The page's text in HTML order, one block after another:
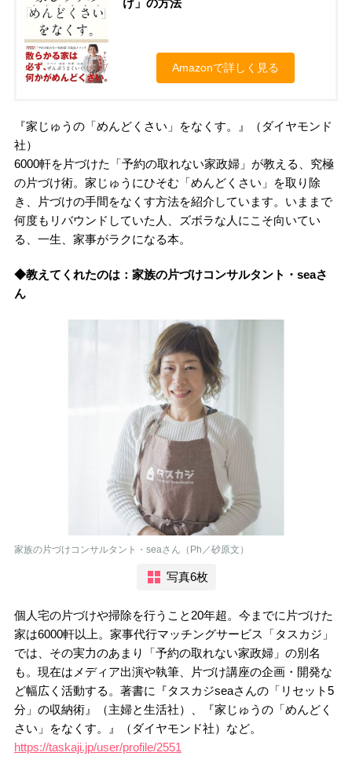
Amazonで詳しく見る
『家じゅうの「めんどくさい」をなくす。』（ダイヤモンド
社）
6000軒を片づけた「予約の取れない家政婦」が教える、究極
の片づけ術。家じゅうにひそむ「めんどくさい」を取り除
き、片づけの手間をなくす方法を紹介しています。いままで
何度もリバウンドしていた人、ズボラな人にこそ向いてい
る、一生、家事がラクになる本。
◆教えてくれたのは：家族の片づけコンサルタント・seaさ
ん
家族の片づけコンサルタント・seaさん（Ph／砂原文）
写真6枚
個人宅の片づけや掃除を行うこと20年超。今までに片づけた
家は6000軒以上。家事代行マッチングサービス「タスカジ」
では、その実力のあまり「予約の取れない家政婦」の別名
も。現在はメディア出演や執筆、片づけ講座の企画・開発な
ど幅広く活動する。著書に『タスカジseaさんの「リセット5
分」の収納術』（主婦と生活社）、『家じゅうの「めんどく
さい」をなくす。』（ダイヤモンド社）など。
https://taskaji.jp/user/profile/2551